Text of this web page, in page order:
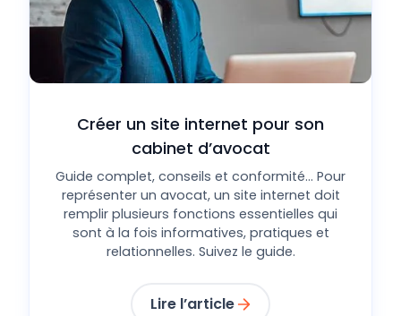
Créer un site internet pour son
cabinet d’avocat
Guide complet, conseils et conformité... Pour
représenter un avocat, un site internet doit
remplir plusieurs fonctions essentielles qui
sont à la fois informatives, pratiques et
relationnelles. Suivez le guide.
Lire l’article